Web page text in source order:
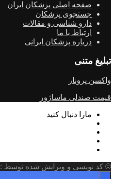
صفحه اصلی پزشکان ایران
جستجوی پزشکان
دارو شناسی و مقالات
ارتباط با ما
درباره پزشکان ایرانی
تبلیغ متنی
واکسن پرونار
قیمت صندلی ماساژور
مارا دنبال کنید
© کد نویسی و ویرایش شده توسط :